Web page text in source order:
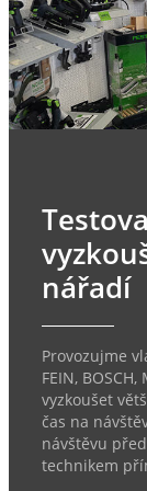
nářadí
Provozujme
FEIN,
vyzkoušet
čas na
návštěvu
technikem